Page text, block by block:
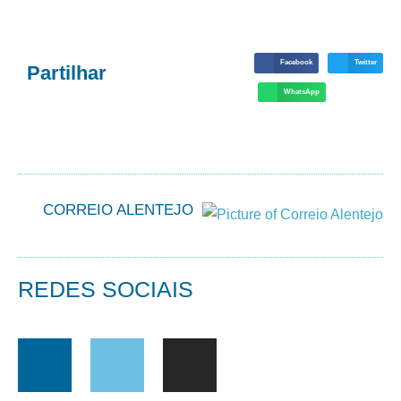
Partilhar Facebook Twitter
WhatsApp
CORREIO ALENTEJO
REDES SOCIAIS